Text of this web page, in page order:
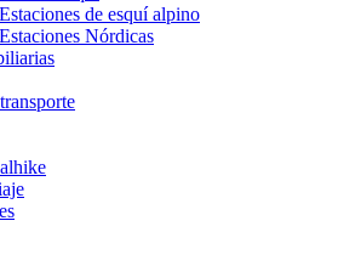
Estaciones de esquí alpino
Estaciones Nórdicas